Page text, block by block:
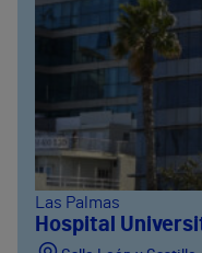
Las Palmas
Hospital